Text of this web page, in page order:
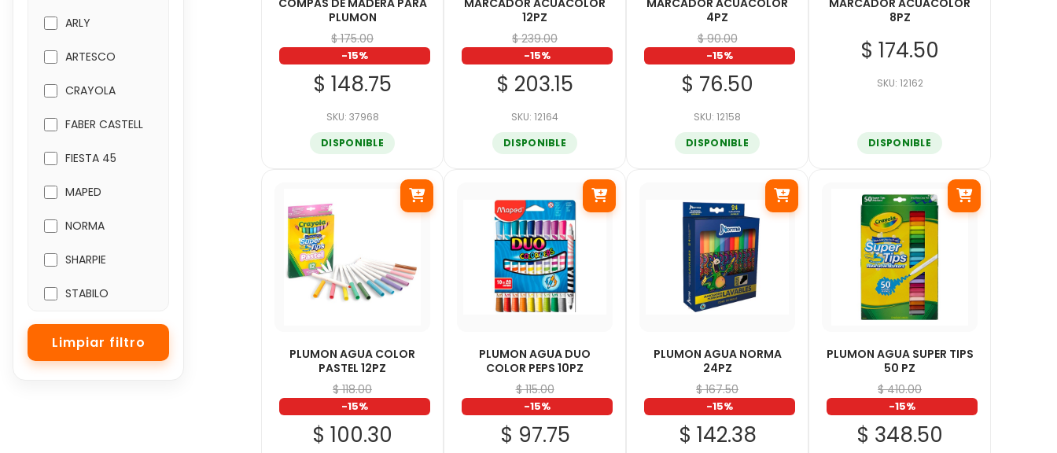
ARLY
ARTESCO
CRAYOLA
FABER CASTELL
FIESTA 45
MAPED
NORMA
SHARPIE
STABILO
COMPAS DE MADERA PARA
PLUMON
$ 175.00
-15%
$ 148.75
SKU: 37968
DISPONIBLE
MARCADOR ACUACOLOR
12PZ
$ 239.00
-15%
$ 203.15
SKU: 12164
DISPONIBLE
MARCADOR ACUACOLOR
4PZ
$ 90.00
-15%
$ 76.50
SKU: 12158
DISPONIBLE
MARCADOR ACUACOLOR
8PZ
$ 174.50
SKU: 12162
DISPONIBLE
PLUMON AGUA COLOR
PASTEL 12PZ
$ 118.00
-15%
$ 100.30
PLUMON AGUA DUO
COLOR PEPS 10PZ
$ 115.00
-15%
$ 97.75
PLUMON AGUA NORMA
24PZ
$ 167.50
-15%
$ 142.38
PLUMON AGUA SUPER TIPS
50 PZ
$ 410.00
-15%
$ 348.50